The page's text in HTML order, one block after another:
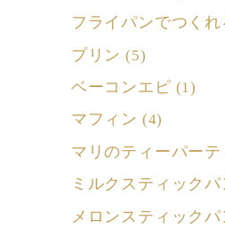
フライパンでつくれ
プリン (5)
ベーコンエピ (1)
マフィン (4)
マリのティーパーテ
ミルクスティックパ
メロンスティックパ